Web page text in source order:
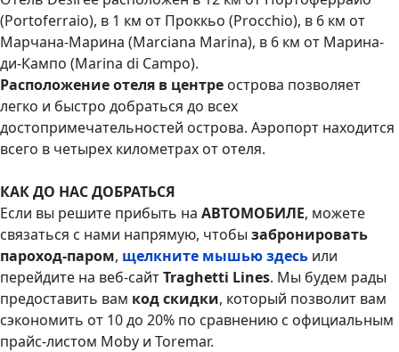
(Portoferraio), в 1 км от Проккьо (Procchio), в 6 км от
Марчана-Марина (Marciana Marina), в 6 км от Марина-
ди-Кампо (Marina di Campo).
Расположение отеля в центре острова позволяет
легко и быстро добраться до всех
достопримечательностей острова. Аэропорт находится
всего в четырех километрах от отеля.
КАК ДО НАС ДОБРАТЬСЯ
Если вы решите прибыть на АВТОМОБИЛЕ, можете
связаться с нами напрямую, чтобы забронировать
пароход-паром, щелкните мышью здесь или
перейдите на веб-сайтTraghetti Lines. Мы будем рады
предоставить вам код скидки, который позволит вам
сэкономить от 10 до 20% по сравнению с официальным
прайс-листом Moby и Toremar.